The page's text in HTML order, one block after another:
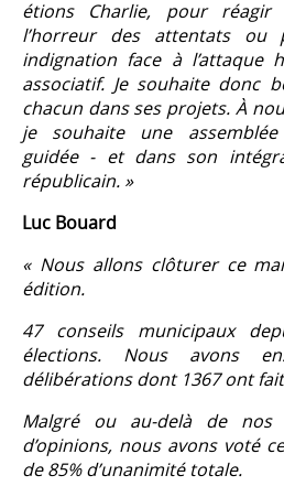
étions Charlie, pour réagir
l’horreur des attentats ou
indignation face à l’attaque
associatif. Je souhaite donc
chacun dans ses projets. À
je souhaite une
guidée - et dans son
républicain. »
Luc Bouard
« Nous allons clôturer ce
édition.
47 conseils municipaux
élections. Nous avons
délibérations dont 1367 ont
Malgré ou au-delà de nos
d’opinions, nous avons voté
de 85% d’unanimité totale.